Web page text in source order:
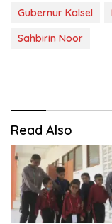
Gubernur Kalsel
Sahbirin Noor
Read Also